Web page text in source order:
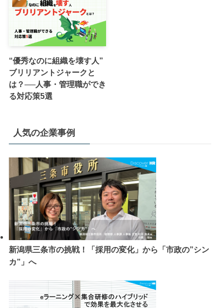
“優秀なのに組織を壊す人”
ブリリアントジャークと
は？──人事・管理職ができ
る対応策5選
人気の企業事例
新潟県三条市の挑戦！「採用の変化」から「市政の”シン
カ”」へ